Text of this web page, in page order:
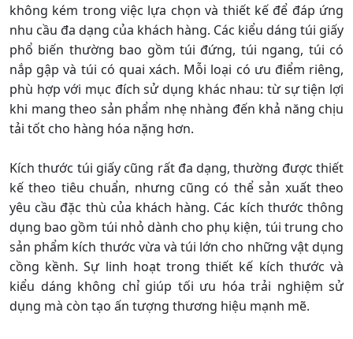
Kiểu dáng và kích thước in túi giấy
thông dụng
không kém trong việc lựa chọn và thiết kế để đáp ứng
nhu cầu đa dạng của khách hàng. Các kiểu dáng túi giấy
phổ biến thường bao gồm túi đứng, túi ngang, túi có
nắp gập và túi có quai xách. Mỗi loại có ưu điểm riêng,
phù hợp với mục đích sử dụng khác nhau: từ sự tiện lợi
khi mang theo sản phẩm nhẹ nhàng đến khả năng chịu
tải tốt cho hàng hóa nặng hơn.